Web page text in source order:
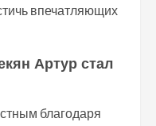
впечатляющих
Артур стал
благодаря